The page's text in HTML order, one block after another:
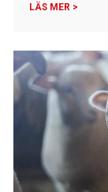
LÄS MER >